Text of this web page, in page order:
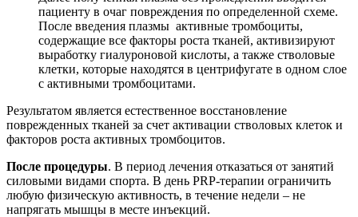
пациенту в очаг повреждения по определенной схеме.
После введения плазмы активные тромбоциты,
содержащие все факторы роста тканей, активизируют
выработку гиалуроновой кислоты, а также стволовые
клетки, которые находятся в центрифугате в одном слое
с активными тромбоцитами.
Результатом является естественное восстановление
поврежденных тканей за счет активации стволовых клеток и
факторов роста активных тромбоцитов.
После процедуры. В период лечения отказаться от занятий
силовыми видами спорта. В день PRP-терапии ограничить
любую физическую активность, в течение недели – не
напрягать мышцы в месте инъекций.